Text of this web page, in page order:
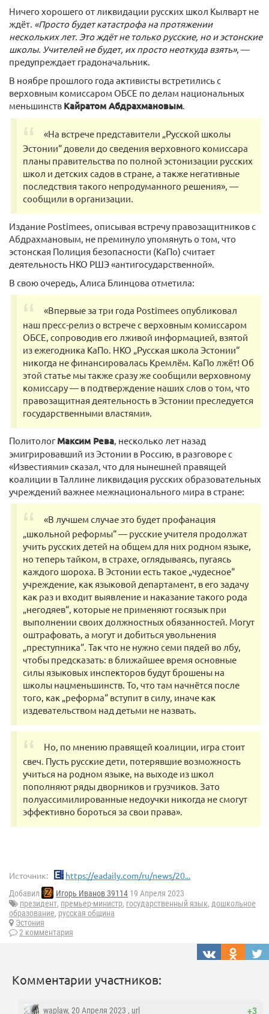
Ничего хорошего от ликвидации русских школ Кылварт не
ждёт. «Просто будет катастрофа на протяжении
нескольких лет. Это ждёт не только русские, но и эстонские
школы. Учителей не будет, их просто неоткуда взять», —
предупреждает градоначальник.
В ноябре прошлого года активисты встретились с
верховным комиссаром ОБСЕ по делам национальных
меньшинств Кайратом Абдрахмановым.
«На встрече представители „Русской школы
Эстонии“ довели до сведения верховного комиссара
планы правительства по полной эстонизации русских
школ и детских садов в стране, а также негативные
последствия такого непродуманного решения», —
сообщили в организации.
Издание Postimees, описывая встречу правозащитников с
Абдрахмановым, не преминуло упомянуть о том, что
эстонская Полиция безопасности (КаПо) считает
деятельность НКО РШЭ «антигосударственной».
В свою очередь, Алиса Блинцова отметила:
«Впервые за три года Postimees опубликовал
наш пресс-релиз о встрече c верховным комиссаром
ОБСЕ, сопроводив его лживой информацией, взятой
из ежегодника КаПо. НКО „Русская школа Эстонии“
никогда не финансировалась Кремлём. КаПо лжёт! Об
этой статье мы также сразу же сообщили верховному
комиссару — в подтверждение наших слов о том, что
правозащитная деятельность в Эстонии преследуется
государственными властями».
Политолог Максим Рева, несколько лет назад
эмигрировавший из Эстонии в Россию, в разговоре с
«Известиями» сказал, что для нынешней правящей
коалиции в Таллине ликвидация русских образовательных
учреждений важнее межнационального мира в стране:
«В лучшем случае это будет профанация
„школьной реформы“ — русские учителя продолжат
учить русских детей на общем для них родном языке,
но теперь тайком, в страхе, оглядываясь, пугаясь
каждого шороха. В Эстонии есть такое „чудесное“
учреждение, как языковой департамент, в его задачу
как раз и входит выявление и наказание такого рода
„негодяев“, которые не применяют госязык при
выполнении своих должностных обязанностей. Могут
оштрафовать, а могут и добиться увольнения
„преступника“. Так что не нужно семи пядей во лбу,
чтобы предсказать: в ближайшее время основные
силы языковых инспекторов будут брошены на
школы нацменьшинств. То, что там начнётся после
того, как „реформа“ вступит в силу, иначе как
издевательством над детьми не назвать.
Но, по мнению правящей коалиции, игра стоит
свеч. Пусть русские дети, потерявшие возможность
учиться на родном языке, на выходе из школ
пополняют ряды дворников и грузчиков. Зато
полуассимилированные недоучки никогда не смогут
эффективно бороться за свои права».
Источник: https://eadaily.com/ru/news/20...
Добавил Игорь Иванов 39114 19 Апреля 2023
президент, премьер-министр, государственный язык, дошкольное
образование, русская община
Эстония
2 комментария
Комментарии участников:
+3
waplaw, 20 Апреля 2023 , url